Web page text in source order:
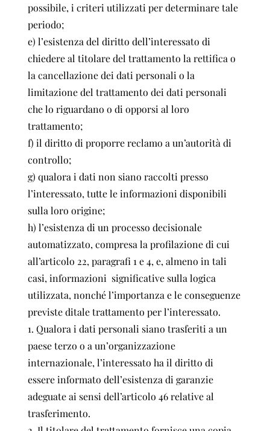
possibile, i criteri utilizzati per determinare tale
periodo;
e) l’esistenza del diritto dell’interessato di
chiedere al titolare del trattamento la rettifica o
la cancellazione dei dati personali o la
limitazione del trattamento dei dati personali
che lo riguardano o di opporsi al loro
trattamento;
f) il diritto di proporre reclamo a un’autorità di
controllo;
g) qualora i dati non siano raccolti presso
l’interessato, tutte le informazioni disponibili
sulla loro origine;
h) l’esistenza di un processo decisionale
automatizzato, compresa la profilazione di cui
all’articolo 22, paragrafi 1 e 4, e, almeno in tali
casi, informazioni significative sulla logica
utilizzata, nonché l’importanza e le conseguenze
previste ditale trattamento per l’interessato.
1. Qualora i dati personali siano trasferiti a un
paese terzo o a un’organizzazione
internazionale, l’interessato ha il diritto di
essere informato dell’esistenza di garanzie
adeguate ai sensi dell’articolo 46 relative al
trasferimento.